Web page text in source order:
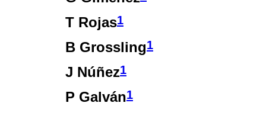
T Rojas1
B Grossling1
J Núñez1
P Galván1